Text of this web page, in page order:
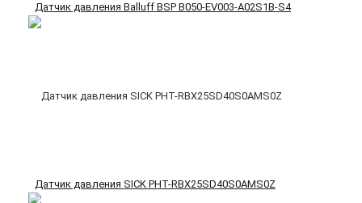
Датчик давления Balluff BSP B050-EV003-A02S1B-S4
Датчик давления SICK PHT-RBX25SD40S0AMS0Z